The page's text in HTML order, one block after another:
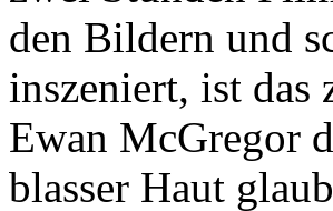
den Bildern und
inszeniert, ist
Ewan McGregor
blasser Haut